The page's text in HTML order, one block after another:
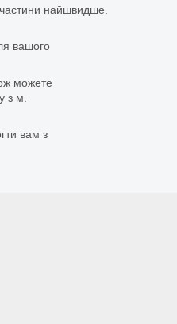
найшвидше.
вашого
можете
з м.
вам з